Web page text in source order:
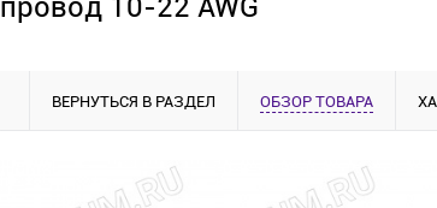
ВЕРНУТЬСЯ В РАЗДЕЛ ОБЗОР ТОВАРА